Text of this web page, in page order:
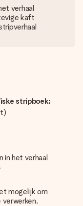
verhaal
kaft
stripboek:
in het verhaal
mogelijk om